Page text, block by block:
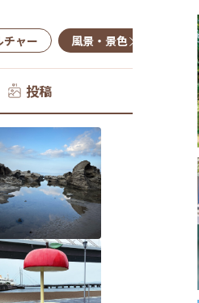
チャー 風景・景色 名
投稿